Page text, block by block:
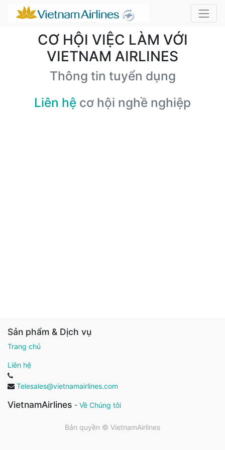
CƠ HỘI VIỆC LÀM VỚI
VIETNAM AIRLINES
Thông tin tuyển dụng
Liên hệ cơ hội nghề nghiệp
Sản phẩm & Dịch vụ
Trang chủ
Liên hệ
Telesales@vietnamairlines.com
VietnamAirlines - Về Chúng tôi
Bản quyền © VietnamAirlines